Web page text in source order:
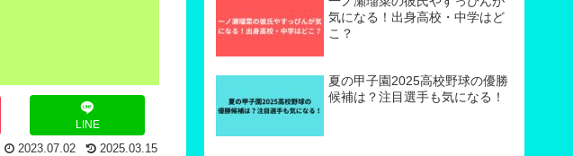
LINE
2025.03.15
2023.07.02
気になる！出身高校・中学はど
こ？
夏の甲子園2025高校野球の優勝
候補は？注目選手も気になる！